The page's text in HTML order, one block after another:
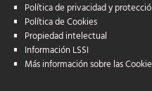
Política de privacidad y
Política de Cookies
Propiedad intelectual
Información LSSI
Más información sobre las